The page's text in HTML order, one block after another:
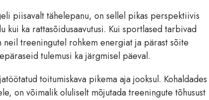
piisavalt tähelepanu, on sellel pikas perspektiivis
ka rattasõidusaavutusi. Kui sportlased tarbivad
neil treeningutel rohkem energiat ja pärast sõite
tulemusi ka järgmisel päeval.
toitumiskava pikema aja jooksul. Kohaldades
on võimalik oluliselt mõjutada treeningute tõhusust